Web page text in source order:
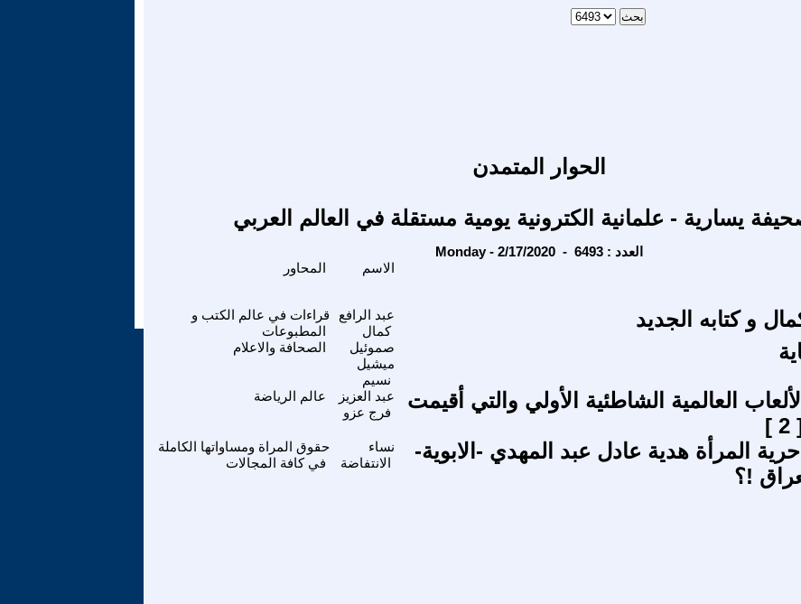
الحوار المتمدن
يسارية - علمانية الكترونية يومية مستقلة في العالم العربي
Monday - 2/17/2020 - العدد : 6493
الاسم
قراءات في عالم الكتب و
المطبوعات
عبد الرافع
كمال
و كتابه الجديد
الصحافة والاعلام
صموئيل
ميشيل
نسيم
عالم الرياضة
عبد العزيز
فرج عزو
العالمية الشاطئية الأولي والتي أقيمت
حقوق المراة ومساواتها الكاملة
في كافة المجالات
نساء
الانتفاضة
المرأة هدية عادل عبد المهدي -الابوية-
!؟